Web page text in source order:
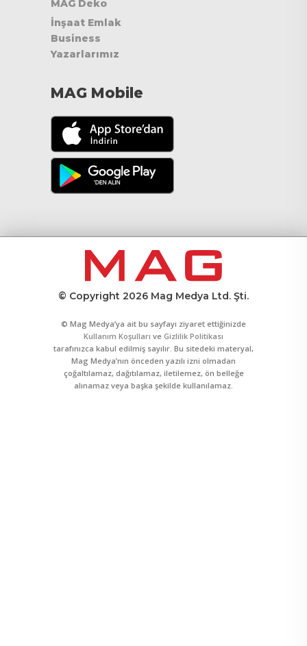
MAG Deko
İnşaat Emlak
Business
Yazarlarımız
MAG Mobile
© Copyright 2026 Mag Medya Ltd. Şti.
© Mag Medya’ya ait bu sayfayı ziyaret ettiğinizde
Kullanım Koşulları ve Gizlilik Politikası
tarafınızca kabul edilmiş sayılır. Bu sitedeki materyal,
Mag Medya’nın önceden yazılı izni olmadan
çoğaltılamaz, dağıtılamaz, iletilemez, ön belleğe
alınamaz veya başka şekilde kullanılamaz.